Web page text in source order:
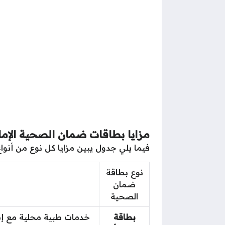
مزايا بطاقات ضمان الصحية
فيما يلي جدول يبين مزايا كل نوع من
نوع بطاقة
ضمان
الصحية
بطاقة
خدمات طبية محلية مع